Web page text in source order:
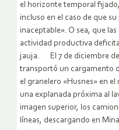
el horizonte temporal
incluso en el caso de que
inaceptable». O sea, que
actividad productiva
jauja. El 7 de diciembre
transportó un cargamento
el granelero «Husnes» en el
una explanada próxima al
imagen superior, los
líneas, descargando en